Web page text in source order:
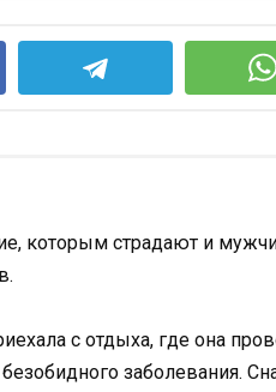
которым страдают и
с отдыха, где она
заболевания.